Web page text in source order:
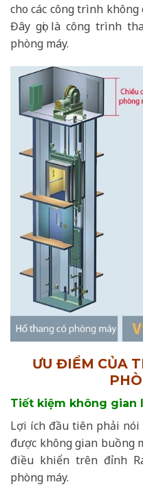
cho các công trình
Đây gọi là công trình
phòng máy.
ƯU ĐIỂM CỦA
Tiết kiệm không gian
Lợi ích đầu tiên phải
được không gian buồng
điều khiển trên đỉnh
phòng máy.